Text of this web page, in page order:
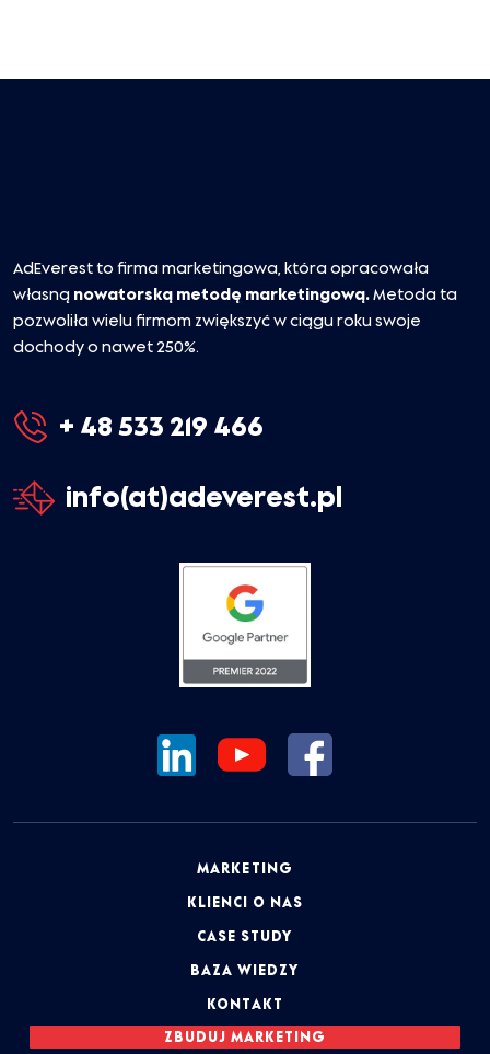
AdEverest to firma marketingowa, która opracowała
własną nowatorską metodę marketingową.Metoda ta
pozwoliła wielu firmom zwiększyć w ciągu roku swoje
dochody o nawet 250%.
+ 48 533 219 466
info(at)adeverest.pl
MARKETING
KLIENCI O NAS
CASE STUDY
BAZA WIEDZY
KONTAKT
ZBUDUJ MARKETING